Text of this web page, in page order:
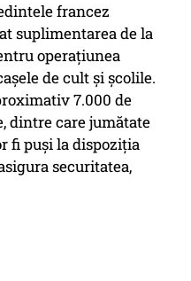
francez
suplimentarea de la
operaţiunea
de cult şi şcolile.
7.000 de
dintre care jumătate
fi puşi la dispoziţia
securitatea,